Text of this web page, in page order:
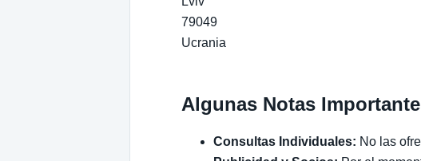
79049
Ucrania
Algunas Notas
Consultas Individuales: No las